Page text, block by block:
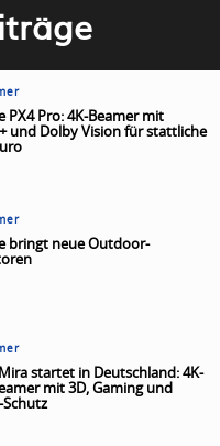
PX4 Pro: 4K-Beamer mit
und Dolby Vision für stattliche
bringt neue Outdoor-
startet in Deutschland: 4K-
mit 3D, Gaming und
Schutz